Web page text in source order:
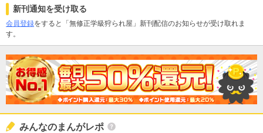
新刊通知を受け取る
会員登録をすると「無修正学級狩られ屋」新刊配信のお知らせが受け取れま
す。
みんなのまんがレポ